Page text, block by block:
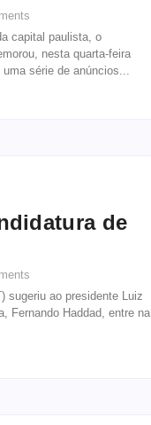
capital paulista, o
nesta quarta-feira
série de anúncios...
de
sugeriu ao presidente Luiz
Fernando Haddad, entre na